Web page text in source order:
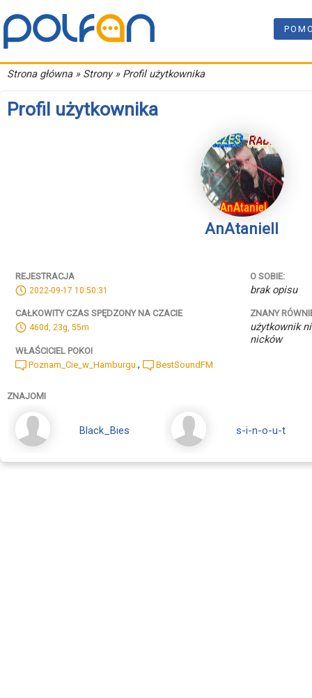
Strona główna» Strony » Profil użytkownika
Profil użytkownika
AnAtaniell
REJESTRACJA
2022-09-17 10:50:31
CAŁKOWITY CZAS SPĘDZONY NA CZACIE
460d, 23g, 55m
WŁAŚCICIEL POKOI
Poznam_Cie_w_Hamburgu. , BestSoundFM
O SOBIE:
brak opisu
ZNANY
użytkownik
nicków
ZNAJOMI
Black_Bies s-i-n-o-u-t